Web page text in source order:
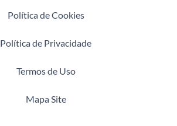
Política de Cookies
Política de Privacidade
Termos de Uso
Mapa Site